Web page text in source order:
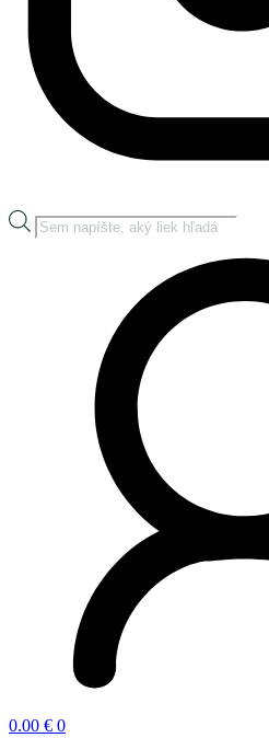
Products
search
0.00 € 0